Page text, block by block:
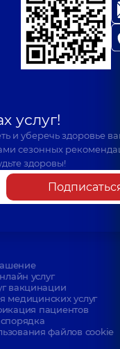
услуг!
и уберечь здоровье
сезонных
здоровы!
услуг
вакцинации
медицинских услуг
пациентов
файлов cookie